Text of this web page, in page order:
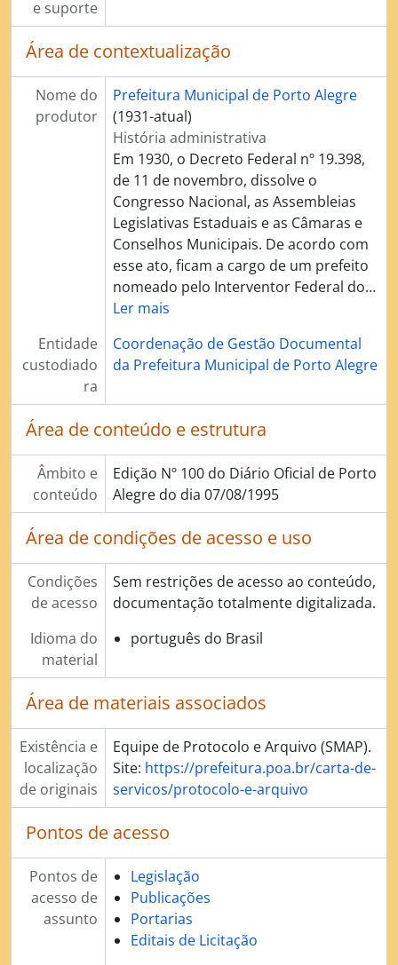
[Série] Arrecadação de Tributos
[Série] Aquisição de bens e contratação de serviços
[Série] Gerenciamento do patrimônio documental
[Série] Gerenciamento do patrimônio imobiliário
[Série] Fiscalização de Atos pelo Legislativo (demandas da Câmara de Vereadores)
[Série] Elaboração de Atos Normativos
[Série] Preservação e Conservação Ambiental
[Série] Gestão de Recursos Humanos - Processo Disciplinar
e suporte
Área de contextualização
Nome do
produtor
Prefeitura Municipal de Porto Alegre
(1931-atual)
História administrativa
Em 1930, o Decreto Federal nº 19.398,
de 11 de novembro, dissolve o
Congresso Nacional, as Assembleias
Legislativas Estaduais e as Câmaras e
Conselhos Municipais. De acordo com
esse ato, ficam a cargo de um prefeito
nomeado pelo Interventor Federal do…
Ler mais
Entidade
custodiado
ra
Coordenação de Gestão Documental
da Prefeitura Municipal de Porto Alegre
Área de conteúdo e estrutura
Âmbito e
conteúdo
Edição Nº 100 do Diário Oficial de Porto
Alegre do dia 07/08/1995
Área de condições de acesso e uso
Condições
de acesso
Sem restrições de acesso ao conteúdo,
documentação totalmente digitalizada.
Idioma do
material
português do Brasil
Área de materiais associados
Existência e
localização
de originais
Equipe de Protocolo e Arquivo (SMAP).
Site: https://prefeitura.poa.br/carta-de-
servicos/protocolo-e-arquivo
Pontos de acesso
Pontos de
acesso de
assunto
Legislação
Publicações
Portarias
Editais de Licitação